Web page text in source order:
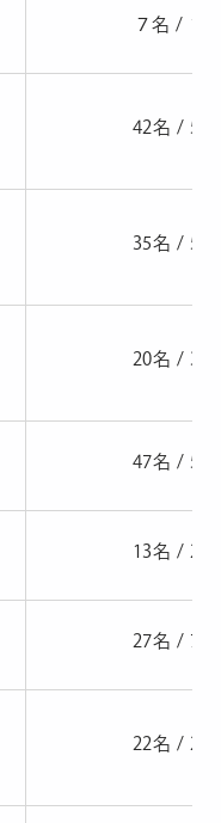
７名 / 16
42名 / 55
35名 / 53
20名 / 32
47名 / 58
13名 / 21
27名 / 77
22名 / 27